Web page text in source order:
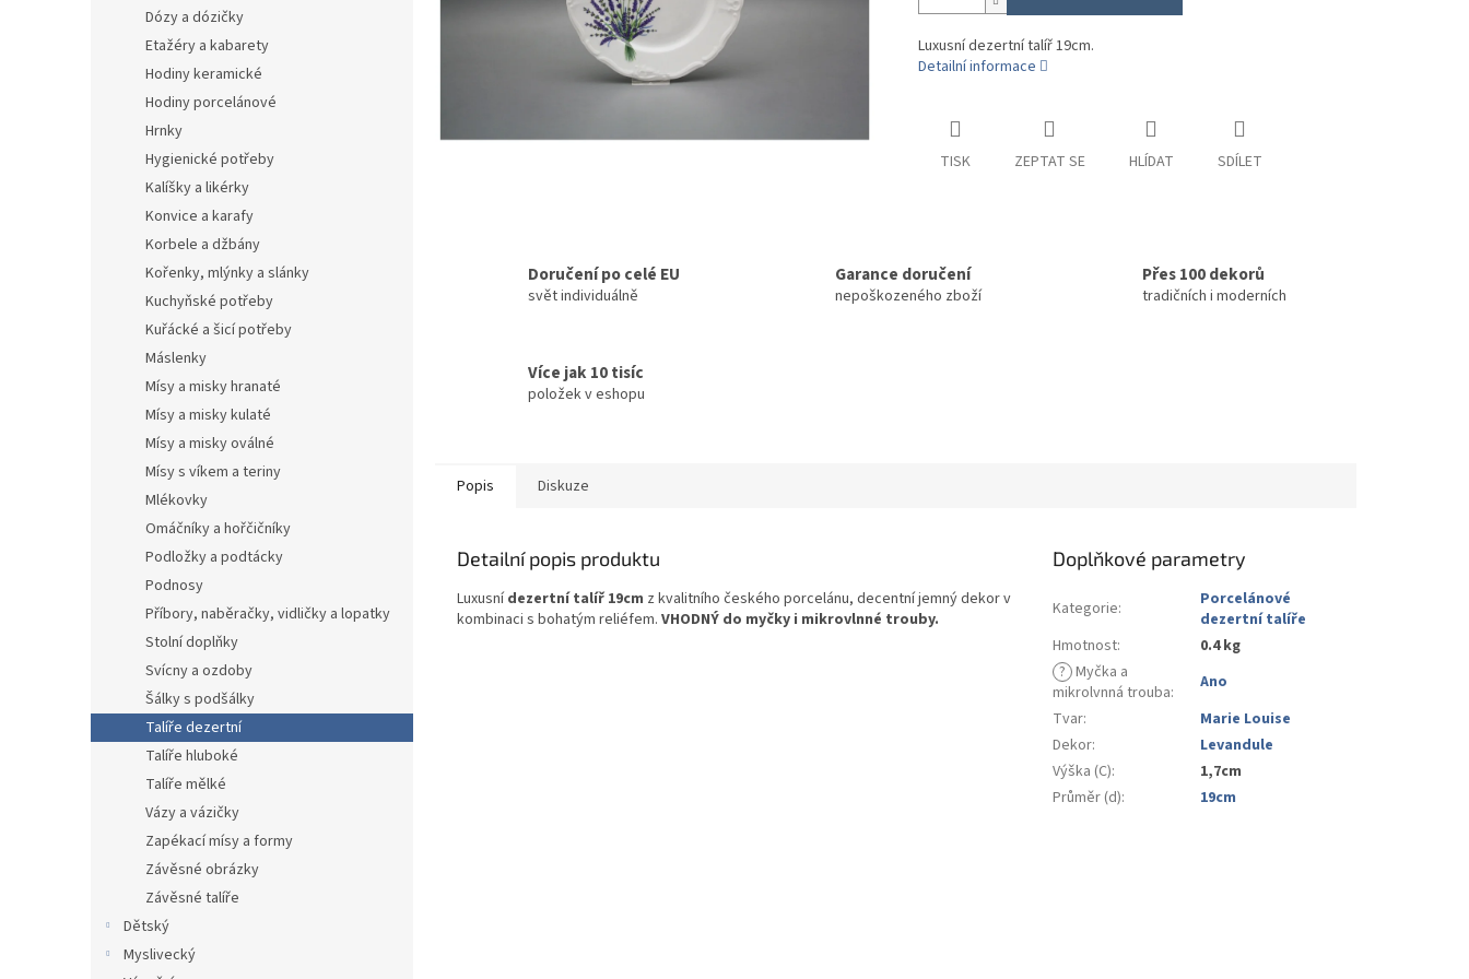
Dózy a dózičky
Etažéry a kabarety
Hodiny keramické
Hodiny porcelánové
Hrnky
Hygienické potřeby
Kalíšky a likérky
Konvice a karafy
Korbele a džbány
Kořenky, mlýnky a slánky
Kuchyňské potřeby
Kuřácké a šicí potřeby
Máslenky
Mísy a misky hranaté
Mísy a misky kulaté
Mísy a misky oválné
Mísy s víkem a teriny
Mlékovky
Omáčníky a hořčičníky
Podložky a podtácky
Podnosy
Příbory, naběračky, vidličky a lopatky
Stolní doplňky
Svícny a ozdoby
Šálky s podšálky
Talíře dezertní
Talíře hluboké
Talíře mělké
Vázy a vázičky
Zapékací mísy a formy
Závěsné obrázky
Závěsné talíře
Dětský
Myslivecký
Luxusní dezertní talíř 19cm.
Detailní informace
TISK ZEPTAT SE HLÍDAT SDÍLET
Doručení po celé EU
svět individuálně
Garance doručení
nepoškozeného zboží
Přes 100 dekorů
tradičních i moderních
Více jak 10 tisíc
položek v eshopu
Popis Diskuze
Detailní popis produktu
Luxusnídezertní talíř 19cm z kvalitního českého porcelánu, decentní jemný dekor v
kombinaci s bohatým reliéfem. VHODNÝ do myčky i mikrovlnné trouby.
Doplňkové parametry
Kategorie:
Porcelánové
dezertní talíře
Hmotnost:
0.4 kg
? Myčka a
mikrolvnná trouba:
Ano
Tvar:
Marie Louise
Dekor:
Levandule
Výška (C):
1,7cm
Průměr (d): 19cm